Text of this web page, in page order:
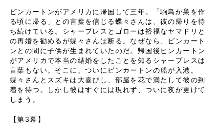
ピンカートンがアメリカに帰国して三年。「駒鳥が巣を作
る頃に帰る」との言葉を信じる蝶々さんは、彼の帰りを待
ち続けている。シャープレスとゴローは裕福なヤマドリと
の再婚を勧めるが蝶々さんは断る。なぜなら、ピンカート
ンとの間に子供が生まれていたのだ。帰国後ピンカートン
がアメリカで本当の結婚をしたことを知るシャープレスは
言葉もない。そこに、ついにピンカートンの船が入港。
蝶々さんとスズキは大喜びし、部屋を花で満たして彼の到
着を待つ。しかし彼はすぐには現れず、ついに夜が更けて
しまう。
【第3幕】